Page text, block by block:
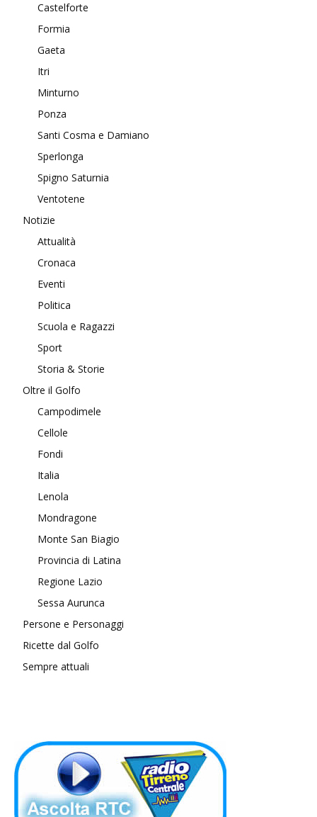
Castelforte
Formia
Gaeta
Itri
Minturno
Ponza
Santi Cosma e Damiano
Sperlonga
Spigno Saturnia
Ventotene
Notizie
Attualità
Cronaca
Eventi
Politica
Scuola e Ragazzi
Sport
Storia & Storie
Oltre il Golfo
Campodimele
Cellole
Fondi
Italia
Lenola
Mondragone
Monte San Biagio
Provincia di Latina
Regione Lazio
Sessa Aurunca
Persone e Personaggi
Ricette dal Golfo
Sempre attuali